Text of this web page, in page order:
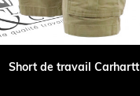
Short de travail Carhartt